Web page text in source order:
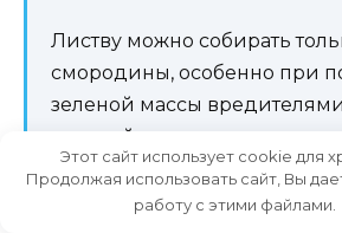
Листву можно собирать
смородины, особенно при
зеленой массы
красной смородины лучше
противном случае растение
стресс, который замедлит
Этот сайт использует cookie для
Продолжая использовать сайт, Вы
работу с этими файлами.